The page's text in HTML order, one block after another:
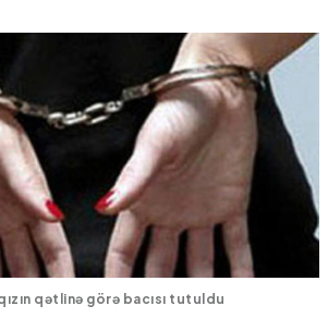
qətlinə görə bacısı tutuldu